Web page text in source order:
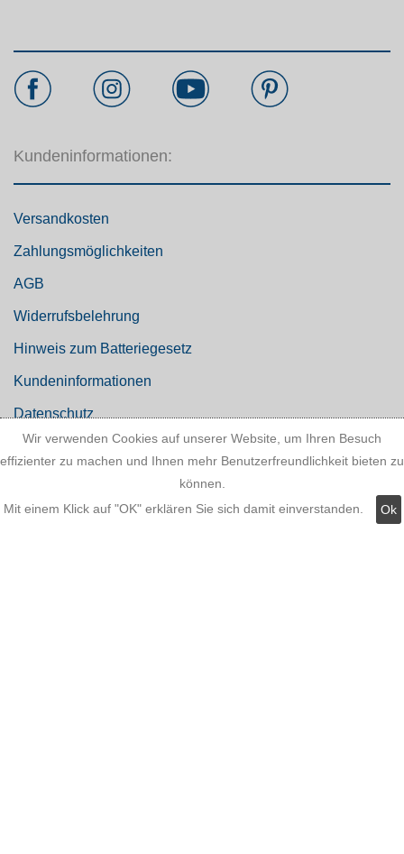
Kundeninformationen:
Versandkosten
Zahlungsmöglichkeiten
AGB
Widerrufsbelehrung
Hinweis zum Batteriegesetz
Kundeninformationen
Datenschutz
Wir verwenden Cookies auf unserer Website, um Ihren Besuch
effizienter zu machen und Ihnen mehr Benutzerfreundlichkeit bieten zu
können.
Mit einem Klick auf "OK" erklären Sie sich damit einverstanden.
Ok